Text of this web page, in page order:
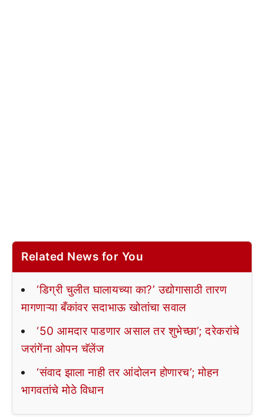
Related News for You
‘डिग्री चुलीत घालायच्या का?’ उद्योगासाठी तारण
मागणाऱ्या बँकांवर सदाभाऊ खोतांचा सवाल
‘50 आमदार पाडणार असाल तर शुभेच्छा’; दरेकरांचे
जरांगेंना ओपन चॅलेंज
‘संवाद झाला नाही तर आंदोलन होणारच’; मोहन
भागवतांचे मोठे विधान